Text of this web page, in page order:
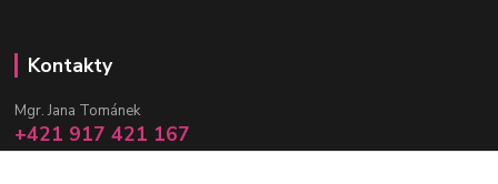
Kontakty
Mgr. Jana Tománek
+421 917 421 167
(Po-Pia, 10 -17 hod.)